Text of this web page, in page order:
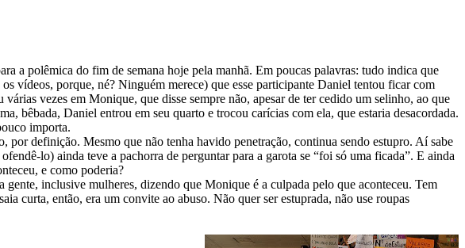
a polêmica do fim de semana hoje pela manhã. Em poucas palavras: tudo indica que
vídeos, porque, né? Ninguém merece) que esse participante Daniel tentou ficar com
vezes em Monique, que disse sempre não, apesar de ter cedido um selinho, ao que
bêbada, Daniel entrou em seu quarto e trocou carícias com ela, que estaria desacordada.
importa.
por definição. Mesmo que não tenha havido penetração, continua sendo estupro. Aí sabe
lo) ainda teve a pachorra de perguntar para a garota se “foi só uma ficada”. E ainda
e como poderia?
inclusive mulheres, dizendo que Monique é a culpada pelo que aconteceu. Tem
curta, então, era um convite ao abuso. Não quer ser estuprada, não use roupas